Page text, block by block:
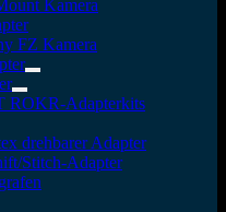
Kamera
FZ Kamera
ROKR-Adapterkits
drehbarer Adapter
Stitch-Adapter